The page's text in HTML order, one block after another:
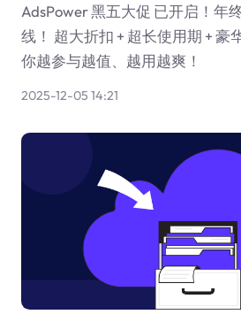
AdsPower 黑五大促 已开启！年
线！ 超大折扣 + 超长使用期 + 豪
你越参与越值、越用越爽！
2025-12-05 14:21